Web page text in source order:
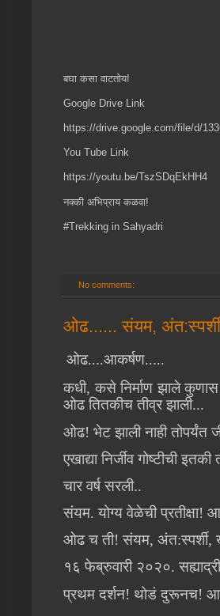
बघा कसा वाटतोय!
Google Drive Link
https://drive.google.com/file/d/
You Tube Link
https://youtu.be/TszSDqEkHH4
नक्की अभिप्राय कळवा!
#Trekking in Sahyadri
No comments:
ओढ...... संयम,
ओढ....आकर्षण.....
कधी, कसे निर्माण झाले
ओढ तितकीच तीव्र झाली...
ओढ! भेट झाली नाही तोपर्यंत
एखाद्या निर्जीव गोष्टीची
चार वर्ष सरली..
संयम. योग्य वेळेची प्रतीक्षा!
ओढ च ती! संयम, अंत:स्पर्शी,
१६ फेब्रुवारी २०२०.
प्रथम दर्शन! थोडं दुरूनच!